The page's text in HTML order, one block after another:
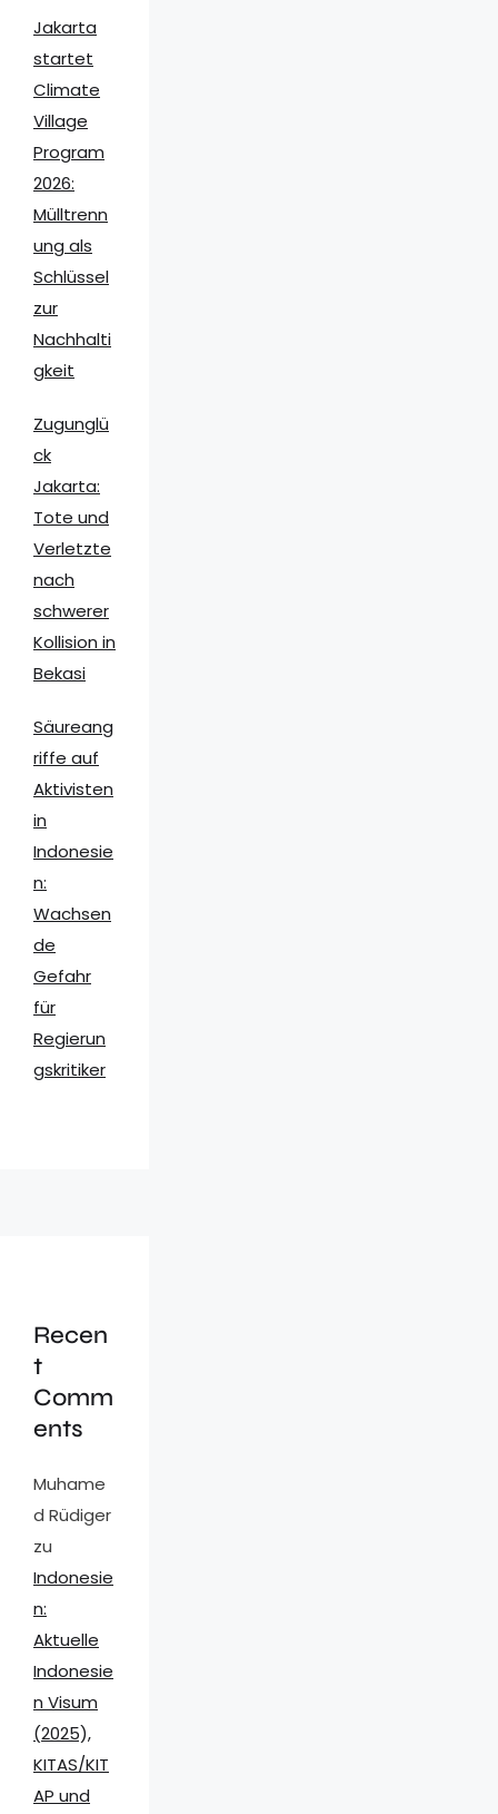
Jakarta
startet
Climate
Village
Program
2026:
Mülltrenn
ung als
Schlüssel
zur
Nachhalti
gkeit
Zugunglü
ck
Jakarta:
Tote und
Verletzte
nach
schwerer
Kollision in
Bekasi
Säureang
riffe auf
Aktivisten
in
Indonesie
n:
Wachsen
de
Gefahr
für
Regierun
gskritiker
Recen
t
Comm
ents
Muhame
d Rüdiger
zu
Indonesie
n:
Aktuelle
Indonesie
n Visum
(2025),
KITAS/KIT
AP und